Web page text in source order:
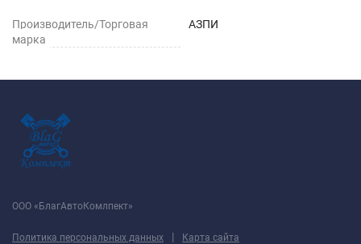
Производитель/Торговая
марка
АЗПИ
ООО «БлагАвтоКомлпект»
Политика персональных данных | Карта сайта